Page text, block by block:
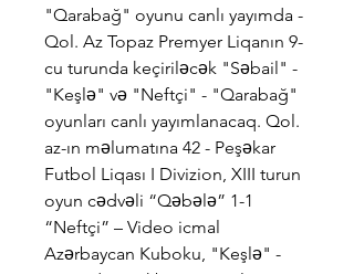
"Qarabağ" oyunu canlı yayımda -
Qol. Az Topaz Premyer Liqanın 9-
cu turunda keçiriləcək "Səbail" -
"Keşlə" və "Neftçi" - "Qarabağ"
oyunları canlı yayımlanacaq. Qol.
az-ın məlumatına 42 - Peşəkar
Futbol Liqası I Divizion, XIII turun
oyun cədvəli “Qəbələ” 1-1
“Neftçi” – Video icmal
Azərbaycan Kuboku, "Keşlə" -